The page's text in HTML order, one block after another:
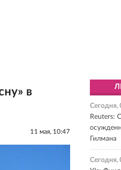
в
11 мая, 10:47
Сегодня,
Reuters:
Гилмана
Сегодня,